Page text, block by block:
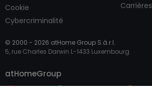
Cookie
Cybercriminalité
Carrières
© 2000 - 2026 atHome Group S.à.r.l.
5, rue Charles Darwin L-1433 Luxembourg
atHomeGroup